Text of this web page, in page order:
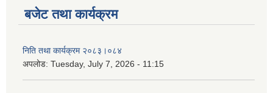
बजेट तथा कार्यक्रम
निति तथा कार्यक्रम २०८३।०८४
अपलोड: Tuesday, July 7, 2026 - 11:15